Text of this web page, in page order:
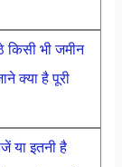
भी जमीन
क्या है पूरी
या इतनी है